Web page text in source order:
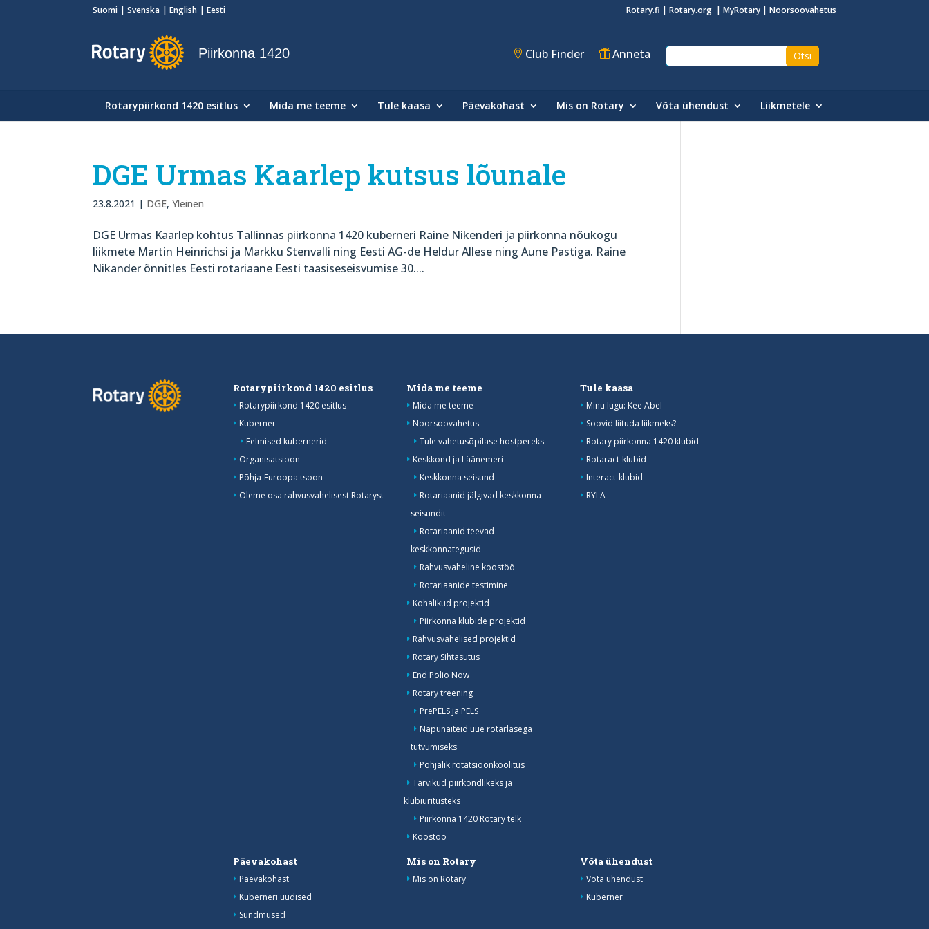
Suomi Svenska English Eesti Rotary.fi | Rotary.org | MyRotary| Noorsoovahetus
Piirkonna 1420 Club Finder Anneta
Rotarypiirkond 1420 esitlus Mida me teeme Tule kaasa Päevakohast Mis on Rotary Võta ühendust Liikmetele
DGE Urmas Kaarlep kutsus lõunale
23.8.2021 | DGE,Yleinen
DGE Urmas Kaarlep kohtus Tallinnas piirkonna 1420 kuberneri Raine Nikenderi ja piirkonna nõukogu
liikmete Martin Heinrichsi ja Markku Stenvalli ning Eesti AG-de Heldur Allese ning Aune Pastiga. Raine
Nikander õnnitles Eesti rotariaane Eesti taasiseseisvumise 30....
Rotarypiirkond 1420 esitlus
Rotarypiirkond 1420 esitlus
Kuberner
Eelmised kubernerid
Organisatsioon
Põhja-Euroopa tsoon
Oleme osa rahvusvahelisest Rotaryst
Mida me teeme
Mida me teeme
Noorsoovahetus
Tule vahetusõpilase hostpereks
Keskkond ja Läänemeri
Keskkonna seisund
Rotariaanid jälgivad keskkonna
seisundit
Rotariaanid teevad
keskkonnategusid
Rahvusvaheline koostöö
Rotariaanide testimine
Kohalikud projektid
Piirkonna klubide projektid
Rahvusvahelised projektid
Rotary Sihtasutus
End Polio Now
Rotary treening
PrePELS ja PELS
Näpunäiteid uue rotarlasega
tutvumiseks
Põhjalik rotatsioonkoolitus
Tarvikud piirkondlikeks ja
klubiüritusteks
Piirkonna 1420 Rotary telk
Koostöö
Tule kaasa
Minu lugu: Kee Abel
Soovid liituda liikmeks?
Rotary piirkonna 1420 klubid
Rotaract-klubid
Interact-klubid
RYLA
Päevakohast
Päevakohast
Kuberneri uudised
Sündmused
Mis on Rotary
Mis on Rotary
Võta ühendust
Võta ühendust
Kuberner